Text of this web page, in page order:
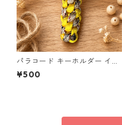
パラコード キーホルダー イエ
ロー×ベージュ(赤・黒) ハンド
メイド 国産 本革 ヌメ革
¥500